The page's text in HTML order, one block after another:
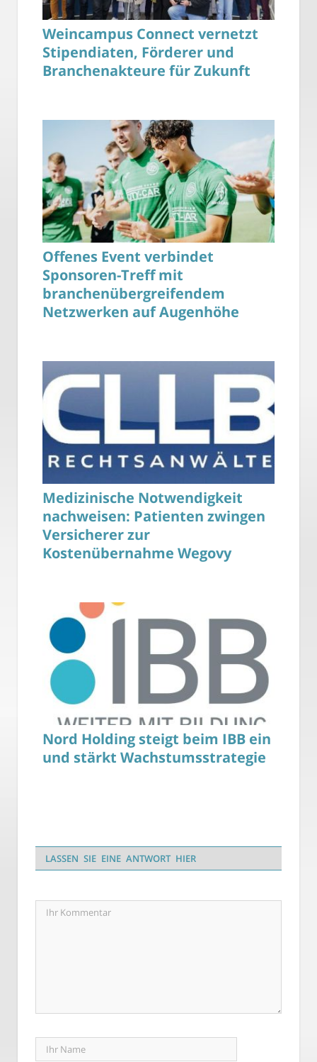
Weincampus Connect vernetzt
Stipendiaten, Förderer und
Branchenakteure für Zukunft
Offenes Event verbindet
Sponsoren-Treff mit
branchenübergreifendem
Netzwerken auf Augenhöhe
Medizinische Notwendigkeit
nachweisen: Patienten zwingen
Versicherer zur
Kostenübernahme Wegovy
Nord Holding steigt beim IBB ein
und stärkt Wachstumsstrategie
LASSEN SIE EINE ANTWORT HIER